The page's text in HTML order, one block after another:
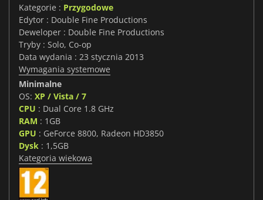
Kategorie : Przygodowe
Edytor : Double Fine Productions
Deweloper : Double Fine Productions
Tryby : Solo, Co-op
Data wydania : 23 stycznia 2013
Wymagania systemowe
Minimalne
OS: XP / Vista / 7
CPU : Dual Core 1.8 GHz
RAM : 1GB
GPU : GeForce 8800, Radeon HD3850
Dysk : 1,5GB
Kategoria wiekowa